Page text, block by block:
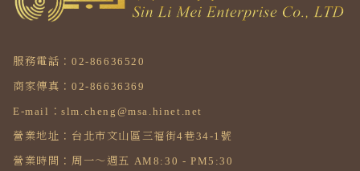
服務電話：02-86636520
商家傳真：02-86636369
E-mail：slm.cheng@msa.hinet.net
營業地址：台北市文山區三福街4巷34-1號
營業時間：周一～週五 AM8:30 - PM5:30